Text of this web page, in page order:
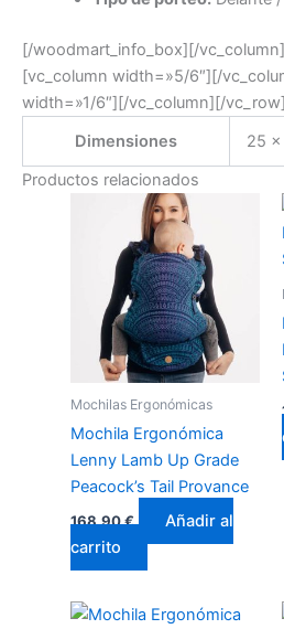
[/woodmart_info_box][/
[vc_column width=»5/6″][/
width=»1/6″][/vc_column][/vc_row]
Dimensiones
25
Productos relacionados
Mochilas Ergonómicas
Mochila Ergonómica
Lenny Lamb Up Grade
Peacock’s Tail Provance
168,90€
Añadir al
carrito